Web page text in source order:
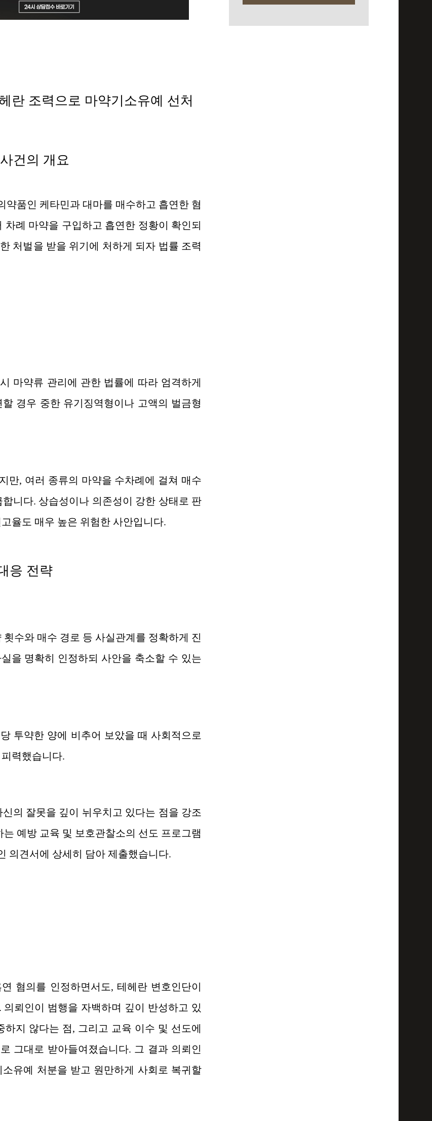
란 조력으로 마약기소유예 선처
사건의 개요
품인 케타민과 대마를 매수하고 흡연한 혐
례 마약을 구입하고 흡연한 정황이 확인되
처벌을 받을 위기에 처하게 되자 법률 조력
마약류 관리에 관한 법률에 따라 엄격하게
경우 중한 유기징역형이나 고액의 벌금형
만, 여러 종류의 마약을 수차례에 걸쳐 매수
니다. 상습성이나 의존성이 강한 상태로 판
율도 매우 높은 위험한 사안입니다.
응 전략
수와 매수 경로 등 사실관계를 정확하게 진
을 명확히 인정하되 사안을 축소할 수 있는
투약한 양에 비추어 보았을 때 사회적으로
력했습니다.
의 잘못을 깊이 뉘우치고 있다는 점을 강조
예방 교육 및 보호관찰소의 선도 프로그램
의견서에 상세히 담아 제출했습니다.
혐의를 인정하면서도, 테헤란 변호인단이
뢰인이 범행을 자백하며 깊이 반성하고 있
지 않다는 점, 그리고 교육 이수 및 선도에
그대로 받아들여졌습니다. 그 결과 의뢰인
유예 처분을 받고 원만하게 사회로 복귀할